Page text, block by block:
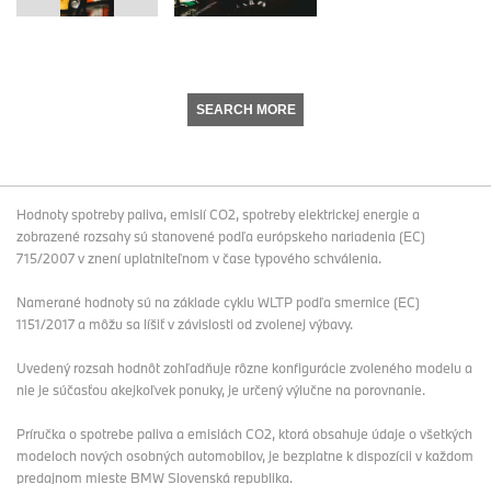
SEARCH MORE
Hodnoty spotreby paliva, emisií CO2, spotreby elektrickej energie a
zobrazené rozsahy sú stanovené podľa európskeho nariadenia (EC)
715/2007 v znení uplatniteľnom v čase typového schválenia.
Namerané hodnoty sú na základe cyklu WLTP podľa smernice (EC)
1151/2017 a môžu sa líšiť v závislosti od zvolenej výbavy.
Uvedený rozsah hodnôt zohľadňuje rôzne konfigurácie zvoleného modelu a
nie je súčasťou akejkoľvek ponuky, je určený výlučne na porovnanie.
Príručka o spotrebe paliva a emisiách CO2, ktorá obsahuje údaje o všetkých
modeloch nových osobných automobilov, je bezplatne k dispozícii v každom
predajnom mieste BMW Slovenská republika.